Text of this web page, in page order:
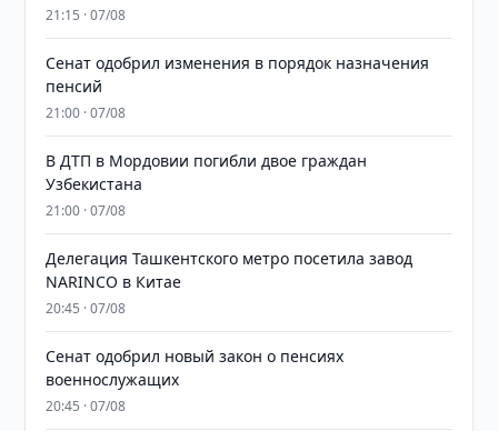
21:15 · 07/08
Сенат одобрил изменения в порядок назначения
пенсий
21:00 · 07/08
В ДТП в Мордовии погибли двое граждан
Узбекистана
21:00 · 07/08
Делегация Ташкентского метро посетила завод
NARINCO в Китае
20:45 · 07/08
Сенат одобрил новый закон о пенсиях
военнослужащих
20:45 · 07/08